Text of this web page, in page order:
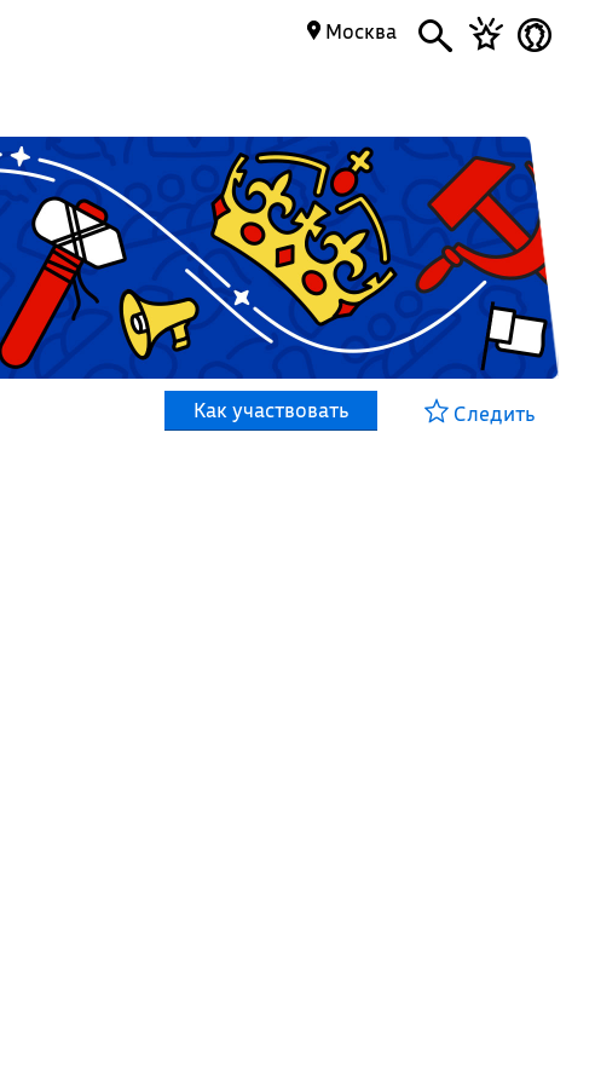
Москва
Как участвовать Следить